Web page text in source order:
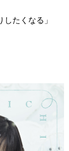
たくなる」